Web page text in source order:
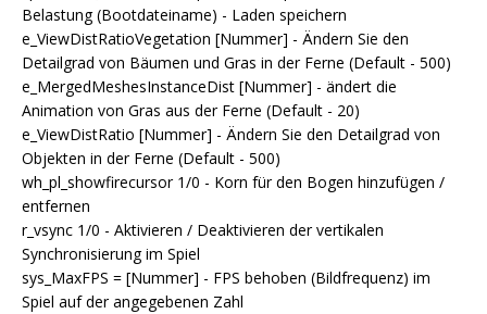
Belastung (Bootdateiname) - Laden speichern
e_ViewDistRatioVegetation [Nummer] - Ändern Sie den
Detailgrad von Bäumen und Gras in der Ferne (Default - 500)
e_MergedMeshesInstanceDist [Nummer] - ändert die
Animation von Gras aus der Ferne (Default - 20)
e_ViewDistRatio [Nummer] - Ändern Sie den Detailgrad von
Objekten in der Ferne (Default - 500)
wh_pl_showfirecursor 1/0 - Korn für den Bogen hinzufügen /
entfernen
r_vsync 1/0 - Aktivieren / Deaktivieren der vertikalen
Synchronisierung im Spiel
sys_MaxFPS = [Nummer] - FPS behoben (Bildfrequenz) im
Spiel auf der angegebenen Zahl